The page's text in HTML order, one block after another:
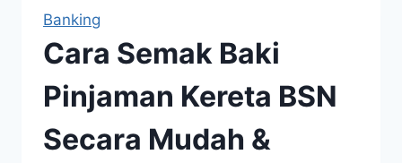
Banking
Cara Semak Baki
Pinjaman Kereta BSN
Secara Mudah &